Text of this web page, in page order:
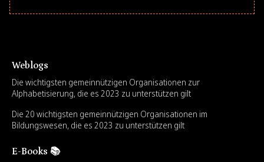
Weblogs
Die wichtigsten gemeinnützigen Organisationen zur
Alphabetisierung, die es 2023 zu unterstützen gilt
Die 20 wichtigsten gemeinnützigen Organisationen im
Bildungswesen, die es 2023 zu unterstützen gilt
E-Books 📚